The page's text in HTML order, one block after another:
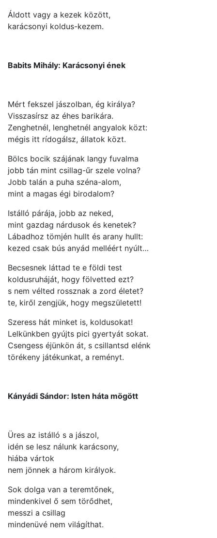
Áldott vagy a kezek között,
karácsonyi koldus-kezem.
Babits Mihály: Karácsonyi ének
Mért fekszel jászolban, ég királya?
Visszasírsz az éhes barikára.
Zenghetnél, lenghetnél angyalok közt:
mégis itt rídogálsz, állatok közt.
Bölcs bocik szájának langy fuvalma
jobb tán mint csillag-űr szele volna?
Jobb talán a puha széna-alom,
mint a magas égi birodalom?
Istálló párája, jobb az neked,
mint gazdag nárdusok és kenetek?
Lábadhoz tömjén hullt és arany hullt:
kezed csak bús anyád melléért nyúlt…
Becsesnek láttad te e földi test
koldusruháját, hogy fölvetted ezt?
s nem vélted rossznak a zord életet?
te, kiről zengjük, hogy megszületett!
Szeress hát minket is, koldusokat!
Lelkünkben gyújts pici gyertyát sokat.
Csengess éjünkön át, s csillantsd elénk
törékeny játékunkat, a reményt.
Kányádi Sándor: Isten háta mögött
Üres az istálló s a jászol,
idén se lesz nálunk karácsony,
hiába vártok
nem jönnek a három királyok.
Sok dolga van a teremtőnek,
mindenkivel ő sem törődhet,
messzi a csillag
mindenüvé nem világíthat.